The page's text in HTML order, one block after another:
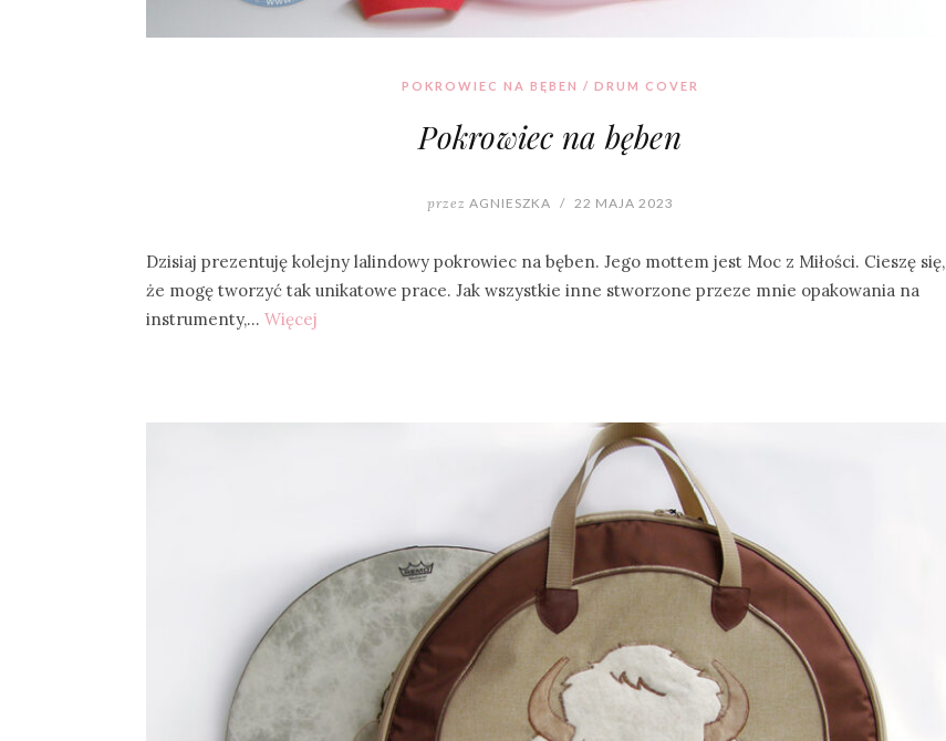
POKROWIEC NA BĘBEN / DRUM COVER
Pokrowiec na bęben
przez AGNIESZKA / 22 MAJA 2023
Dzisiaj prezentuję kolejny lalindowy pokrowiec na bęben. Jego mottem jest Moc z Miłości. Cieszę się,
że mogę tworzyć tak unikatowe prace. Jak wszystkie inne stworzone przeze mnie opakowania na
instrumenty,… Więcej